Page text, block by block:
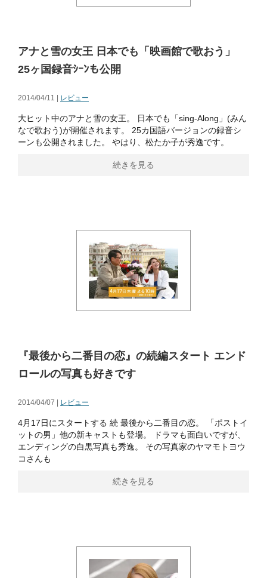
アナと雪の女王 日本でも「映画館で歌おう」
25ヶ国録音ｼｰﾝも公開
2014/04/11 | レビュー
大ヒット中のアナと雪の女王。 日本でも「sing-Along」(みん
なで歌おう)が開催されます。 25カ国語バージョンの録音シ
ーンも公開されました。 やはり、松たか子が秀逸です。
続きを見る
『最後から二番目の恋』の続編スタート エンド
ロールの写真も好きです
2014/04/07 | レビュー
4月17日にスタートする 続 最後から二番目の恋。 「ポストイ
ットの男」他の新キャストも登場。 ドラマも面白いですが、
エンディングの白黒写真も秀逸。 その写真家のヤマモトヨウ
コさんも
続きを見る